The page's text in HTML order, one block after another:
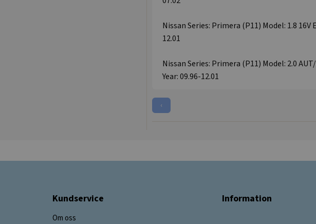
Nissan Series: Primera (P11) Model: 1.8 16V
12.01
Nissan Series: Primera (P11) Model: 2.0
Year: 09.96-12.01
‹
Kundservice
Om oss
Information